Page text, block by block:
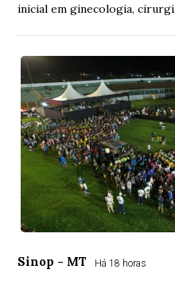
inicial em ginecologia,
Sinop - MT Há 18 horas